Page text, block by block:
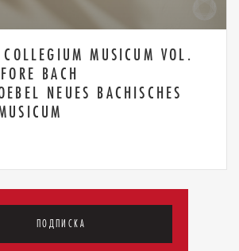
MUSICUM VOL.
BACH
NEUES BACHISCHES
ПОДПИСКА